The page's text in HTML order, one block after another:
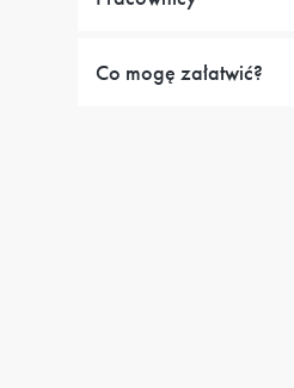
Co mogę załatwić?